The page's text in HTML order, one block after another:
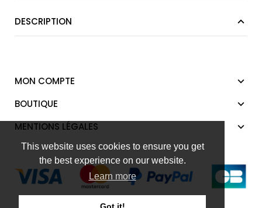
This website uses cookies to ensure you get
the best experience on our website.
Learn more
DESCRIPTION
MON COMPTE
BOUTIQUE
MENTIONS LÉGALES